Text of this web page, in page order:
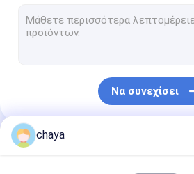
ψηφιακή συσκευή ανάλυσης
Προσωπικός προστατευτικός
Ψηφιακό τηλεοπτικό ωτοσκόπιο
Να συνεχίσει
Οι Κατηγορίες Μας
chaya